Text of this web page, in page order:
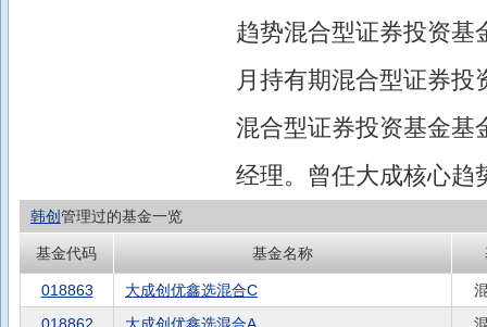
趋势混合型证券投资基
月持有期混合型证券
混合型证券投资基金基
经理。曾任大成核心趋
韩创管理过的基金一览
基金代码 基金名称
018863 大成创优鑫选混合C